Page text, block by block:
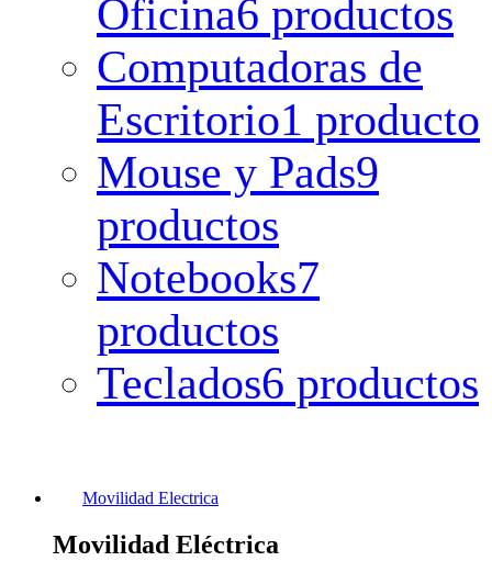
Oficina6 productos
Computadoras de
Escritorio1 producto
Mouse y Pads9
productos
Notebooks7
productos
Teclados6 productos
Movilidad Electrica
Movilidad Eléctrica